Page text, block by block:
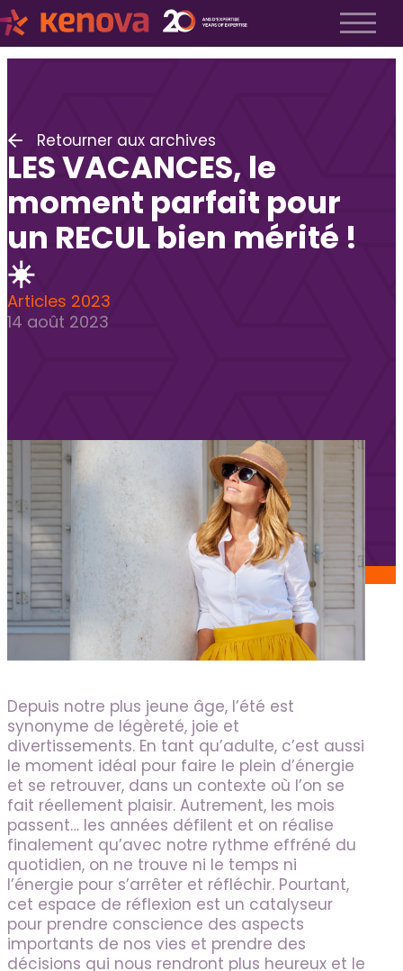
Notre équipe
Espace Kenova
Liste Métiers
Employeurs
Notre approche
Recrutement TI
Recrutement fractionnel
Offres d’emploi
FAQ candidats
Blogue
Nous joindre
Soumettre un poste
Espace Kenova
Retourner aux archives
LES VACANCES, le
moment parfait pour
un RECUL bien mérité !
☀️
Articles 2023
14 août 2023
Depuis notre plus jeune âge, l’été est
synonyme de légèreté, joie et
divertissements. En tant qu’adulte, c’est aussi
le moment idéal pour faire le plein d’énergie
et se retrouver, dans un contexte où l’on se
fait réellement plaisir. Autrement, les mois
passent… les années défilent et on réalise
finalement qu’avec notre rythme effréné du
quotidien, on ne trouve ni le temps ni
l’énergie pour s’arrêter et réfléchir. Pourtant,
cet espace de réflexion est un catalyseur
pour prendre conscience des aspects
importants de nos vies et prendre des
décisions qui nous rendront plus heureux et le